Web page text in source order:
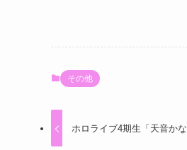
その他
ホロライブ4期生「天音か